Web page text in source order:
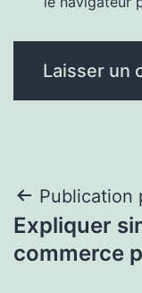
de
Publication
Expliquer
commerce